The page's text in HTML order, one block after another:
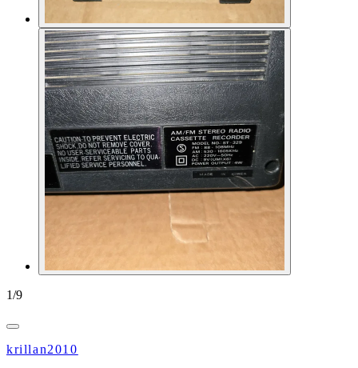
1/9
krillan2010